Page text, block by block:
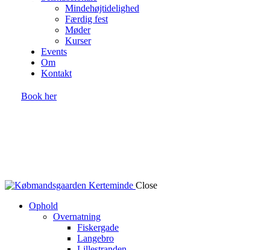
Mindehøjtidelighed
Færdig fest
Møder
Kurser
Events
Om
Kontakt
Book her
Close
Ophold
Overnatning
Fiskergade
Langebro